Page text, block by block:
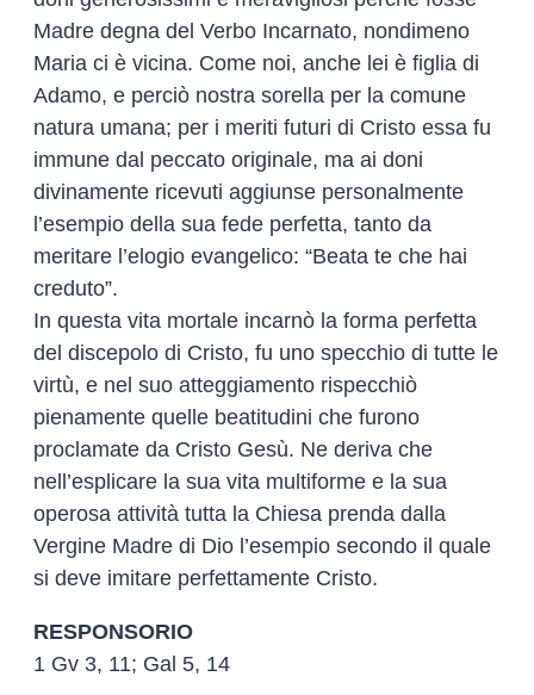
Madre degna del Verbo Incarnato, nondimeno
Maria ci è vicina. Come noi, anche lei è figlia di
Adamo, e perciò nostra sorella per la comune
natura umana; per i meriti futuri di Cristo essa fu
immune dal peccato originale, ma ai doni
divinamente ricevuti aggiunse personalmente
l’esempio della sua fede perfetta, tanto da
meritare l’elogio evangelico: “Beata te che hai
creduto”.
In questa vita mortale incarnò la forma perfetta
del discepolo di Cristo, fu uno specchio di tutte le
virtù, e nel suo atteggiamento rispecchiò
pienamente quelle beatitudini che furono
proclamate da Cristo Gesù. Ne deriva che
nell’esplicare la sua vita multiforme e la sua
operosa attività tutta la Chiesa prenda dalla
Vergine Madre di Dio l’esempio secondo il quale
si deve imitare perfettamente Cristo.
RESPONSORIO
1 Gv 3, 11; Gal 5, 14